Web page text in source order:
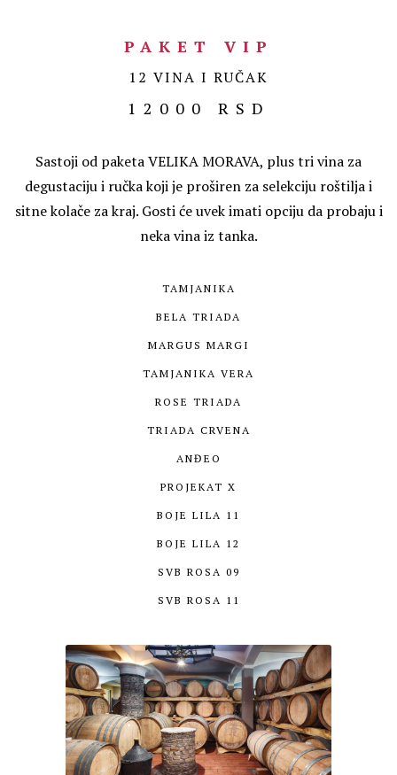
PAKET VIP
12 VINA I RUČAK
12000 RSD
Sastoji od paketa VELIKA MORAVA, plus tri vina za
degustaciju i ručka koji je proširen za selekciju roštilja i
sitne kolače za kraj. Gosti će uvek imati opciju da probaju i
neka vina iz tanka.
TAMJANIKA
BELA TRIADA
MARGUS MARGI
TAMJANIKA VERA
ROSE TRIADA
TRIADA CRVENA
ANĐEO
PROJEKAT X
BOJE LILA 11
BOJE LILA 12
SVB ROSA 09
SVB ROSA 11